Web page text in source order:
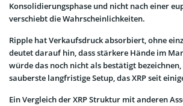
Konsolidierungsphase und nicht nach einer
verschiebt die Wahrscheinlichkeiten.
Ripple hat Verkaufsdruck absorbiert, ohne
deutet darauf hin, dass stärkere Hände im
würde das noch nicht als bestätigt
sauberste langfristige Setup, das XRP seit
Ein Vergleich der XRP Struktur mit anderen